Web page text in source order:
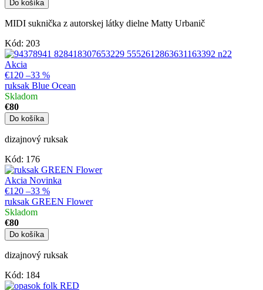
Do košíka
MIDI suknička z autorskej látky dielne Matty Urbanič
Kód: 203
Akcia
€120 –33 %
ruksak Blue Ocean
Skladom
€80
Do košíka
dizajnový ruksak
Kód: 176
Akcia Novinka
€120 –33 %
ruksak GREEN Flower
Skladom
€80
Do košíka
dizajnový ruksak
Kód: 184